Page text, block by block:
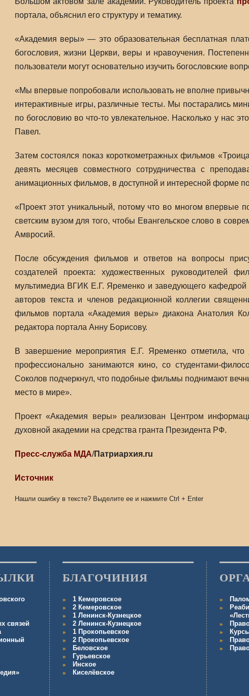
портала, объяснил его структуру и тематику.
«Академия веры» — это образовательная бесплатная
богословия, жизни Церкви, веры и нравоучения.
пользователи могут основательно изучить богословские
«Мы впервые попробовали использовать не вполне
интерактивные игры, различные тесты. Мы постарались
по богословию во что-то увлекательное. Насколько у нас
Павел.
Затем состоялся показ короткометражных фильмов
девять месяцев совместного сотрудничества с
анимационных фильмов, в доступной и интересной форме
«Проект этот уникальный, потому что во многом впервые
светским вузом для того, чтобы Евангельское слово в
Амвросий.
После обсуждения фильмов и ответов на вопросы
создателей проекта: художественных руководителей
мультимедиа ВГИК Е.Г. Яременко и заведующего
авторов текста и членов редакционной коллегии
фильмов портала «Академия веры» диакона Анатолия
редактора портала Анну Борисову.
В завершение мероприятия Е.Г. Яременко отметила,
профессионально занимаются кино, со студентами-
Соколов подчеркнул, что подобные фильмы поднимают
место в мире».
Проект «Академия веры» реализован Центром
духовной академии на средства гранта Президента РФ.
Пресс-служба МДА/Патриархия.ru
Источник
Нашли ошибку в тексте? Выделите ее и нажмите Ctrl + Enter
связей
БЛАГОЧИНИЯ
1 Кемеровское
2 Кемеровское
1 Ленинск-Кузнецкое
2 Ленинск-Кузнецкое
1 Прокопьевское
2 Прокопьевское
Беловское
Гурьевское
Инское
Киселёвское